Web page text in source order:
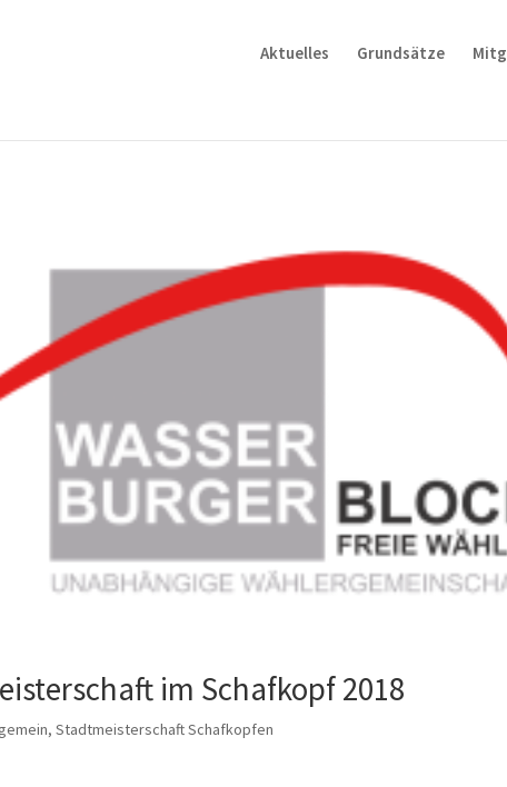
Aktuelles Grundsätze
im Schafkopf 2018
,Stadtmeisterschaft Schafkopfen